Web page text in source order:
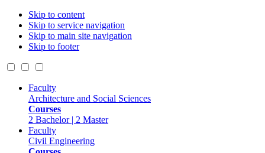
Skip to content
Skip to service navigation
Skip to main site navigation
Skip to footer
Faculty
Architecture and Social Sciences
Courses
2 Bachelor | 2 Master
Faculty
Civil Engineering